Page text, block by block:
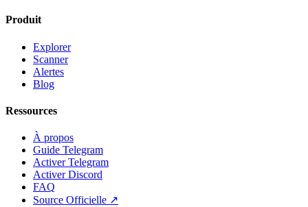
Produit
Explorer
Scanner
Alertes
Blog
Ressources
À propos
Guide Telegram
Activer Telegram
Activer Discord
FAQ
Source Officielle ↗